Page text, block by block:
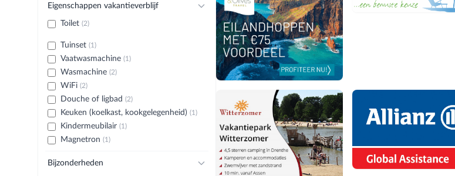
Eigenschappen vakantieverblijf
Toilet (2)
Tuinset (1)
Vaatwasmachine (1)
Wasmachine (2)
WiFi (2)
Douche of ligbad (2)
Keuken (koelkast, kookgelegenheid) (1)
Kindermeubilair (1)
Magnetron (1)
Bijzonderheden